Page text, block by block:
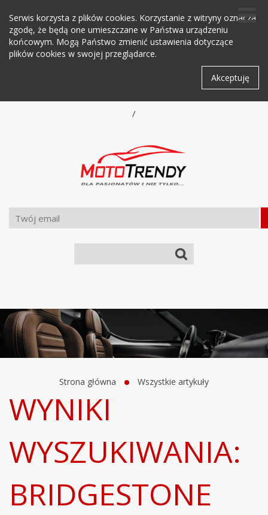
Serwis korzysta z plików cookies. Korzystanie z witryny oznacza
zgodę, że będą one umieszczane w Państwa urządzeniu
końcowym. Mogą Państwo zmienić ustawienia dotyczące
plików cookies w swojej przeglądarce.
Akceptuję
/
Strona główna Wszystkie artykuły
WYNIKI
WYSZUKIWANIA:
BRIDGESTONE